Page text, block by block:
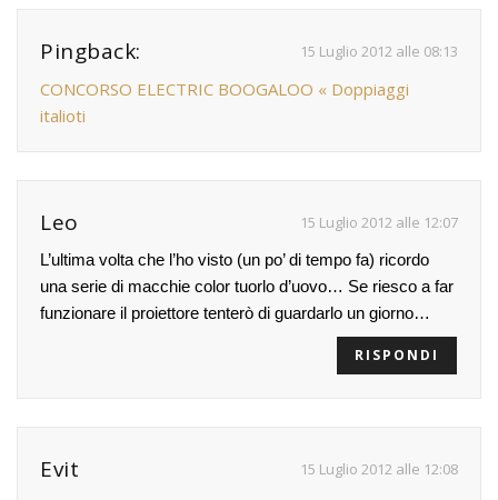
Pingback: 15 Luglio 2012 alle 08:13
CONCORSO ELECTRIC BOOGALOO « Doppiaggi
italioti
Leo 15 Luglio 2012 alle 12:07
L’ultima volta che l’ho visto (un po’ di tempo fa) ricordo
una serie di macchie color tuorlo d’uovo… Se riesco a far
funzionare il proiettore tenterò di guardarlo un giorno…
RISPONDI
Evit 15 Luglio 2012 alle 12:08